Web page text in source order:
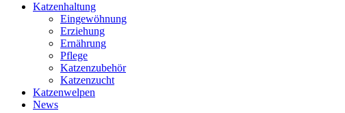
Katzenhaltung
Eingewöhnung
Erziehung
Ernährung
Pflege
Katzenzubehör
Katzenzucht
Katzenwelpen
News